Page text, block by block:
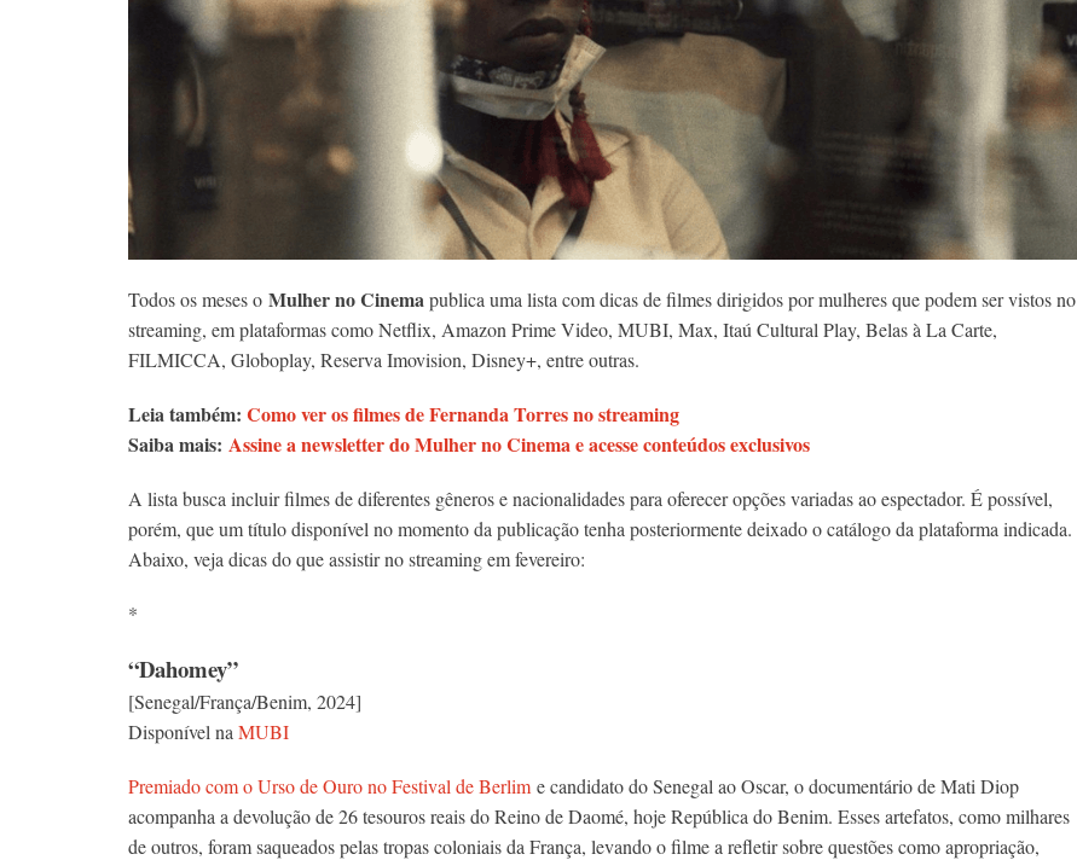
Todos os meses o Mulher no Cinemapublica uma lista com dicas de filmes dirigidos por mulheres que podem ser vistos no
streaming, em plataformas como Netflix, Amazon Prime Video, MUBI, Max, Itaú Cultural Play, Belas à La Carte,
FILMICCA, Globoplay, Reserva Imovision, Disney+, entre outras.
Leia também: Como ver os filmes de Fernanda Torres no streaming
Saiba mais: Assine a newsletter do Mulher no Cinema e acesse conteúdos exclusivos
A lista busca incluir filmes de diferentes gêneros e nacionalidades para oferecer opções variadas ao espectador. É possível,
porém, que um título disponível no momento da publicação tenha posteriormente deixado o catálogo da plataforma indicada.
Abaixo, veja dicas do que assistir no streaming em fevereiro:
*
“Dahomey”
[Senegal/França/Benim, 2024]
Disponível na MUBI
Premiado com o Urso de Ouro no Festival de Berlim e candidato do Senegal ao Oscar, o documentário de Mati Diop
acompanha a devolução de 26 tesouros reais do Reino de Daomé, hoje República do Benim. Esses artefatos, como milhares
de outros, foram saqueados pelas tropas coloniais da França, levando o filme a refletir sobre questões como apropriação,